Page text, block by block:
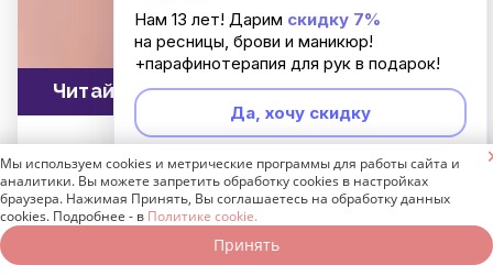
Читайте также
как выбрать»
Подробнее
Нам 13 лет! Дарим скидку 7%
на ресницы, брови и маникюр!
+парафинотерапия для рук в подарок!
Да, хочу скидку
Неинтересно
Мы используем cookies и метрические программы для работы сайта и
аналитики. Вы можете запретить обработку cookies в настройках
браузера. Нажимая Принять, Вы соглашаетесь на обработку данных
cookies. Подробнее - в Политике cookie.
Принять